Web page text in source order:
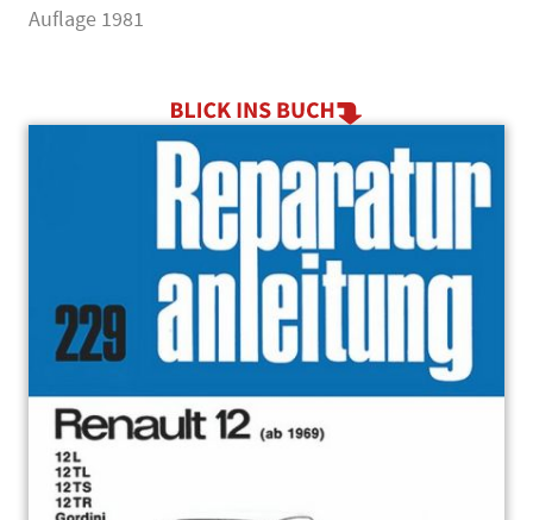
Auflage 1981
Click to view image in fullscreen